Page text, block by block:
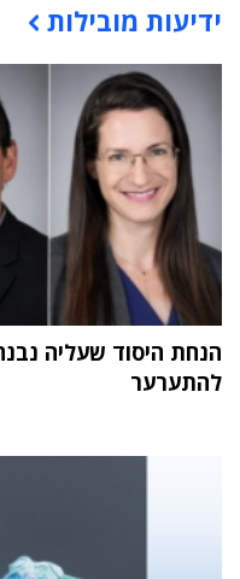
תוכן פרסומי
ידיעות מובילות
הנחת היסוד שעליה
להתערער